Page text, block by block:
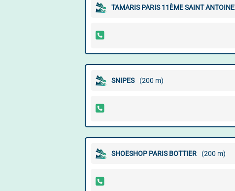
TAMARIS PARIS 11ÈME SAINT ANTOINE
SNIPES (200 m)
SHOESHOP PARIS BOTTIER (200 m)